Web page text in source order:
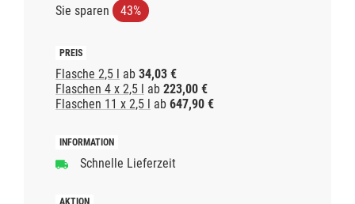
Sie sparen 43%
Flasche 2,5 l ab 34,03 €
Flaschen 4 x 2,5 l ab 223,00 €
Flaschen 11 x 2,5 l ab 647,90 €
Schnelle Lieferzeit